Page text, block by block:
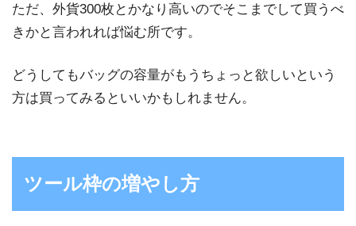
ただ、外貨300枚とかなり高いのでそこまでして買うべ
きかと言われれば悩む所です。
どうしてもバッグの容量がもうちょっと欲しいという
方は買ってみるといいかもしれません。
ツール枠の増やし方